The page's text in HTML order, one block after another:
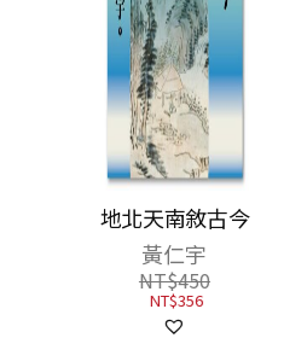
地北天南敘古今
黃仁宇
NT$450
NT$356